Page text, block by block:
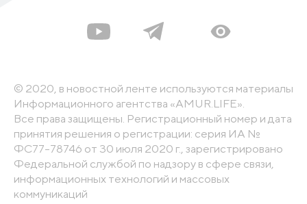
© 2020, в новостной ленте используются материалы
Информационного агентства «AMUR.LIFE».
Все права защищены. Регистрационный номер и дата
принятия решения о регистрации: серия ИА №
ФС77-78746 от 30 июля 2020 г., зарегистрировано
Федеральной службой по надзору в сфере связи,
информационных технологий и массовых
коммуникаций